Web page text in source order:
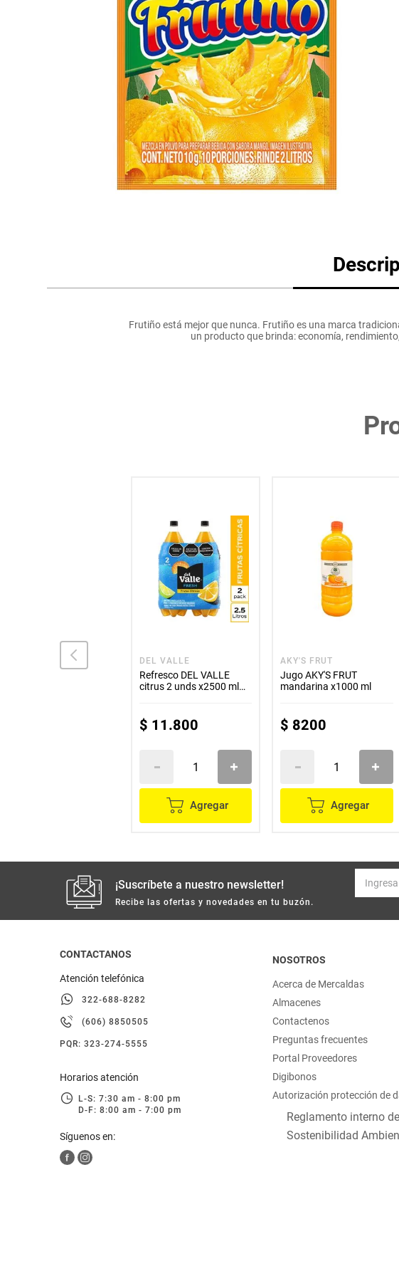
lácteos y refrigerados
vinos y licores
cuidado del bebé
otros
Frutiño está mejor que nunca. Frutiño es una marca
un producto que brinda: economía,
DEL VALLE
Refresco DEL VALLE
citrus 2 unds x2500 ml
$ 11.800
Agregar
AKY'S FRUT
Jugo AKY'S FRUT
mandarina x1000 ml
$ 8200
Agregar
¡Suscríbete a nuestro newsletter!
Recibe las ofertas y novedades en tu buzón.
CONTACTANOS
Atención telefónica
322-688-8282
(606) 8850505
PQR: 323-274-5555
Horarios atención
L-S: 7:30 am - 8:00 pm
D-F: 8:00 am - 7:00 pm
Síguenos en:
NOSOTROS
Acerca de Mercaldas
Almacenes
Contactenos
Preguntas frecuentes
Portal Proveedores
Digibonos
Autorización protección de
Reglamento interno
Sostenibilidad
Mantequilla